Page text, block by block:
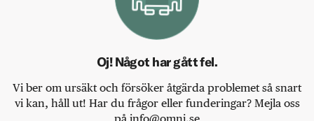
Oj! Något har gått fel.
Vi ber om ursäkt och försöker åtgärda problemet så snart
vi kan, håll ut! Har du frågor eller funderingar? Mejla oss